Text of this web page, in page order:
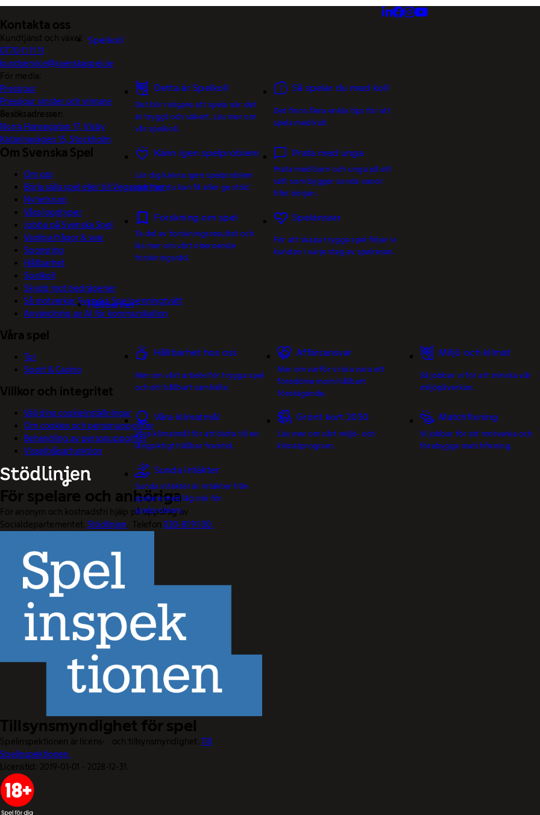
Spelkoll
Detta är Spelkoll
Det blir roligare att spela när det
är tryggt och säkert. Läs mer om
vår spelkoll.
Så spelar du med koll
Det finns flera enkla tips för att
spela med koll.
Känn igen spelproblem
Lär dig känna igen spelproblem
och hur du kan få eller ge stöd.
Prata med unga
Prata med barn och unga på ett
sätt som bygger sunda vanor
från början.
Forskning om spel
Ta del av forskningsresultat och
läs mer om vårt oberoende
forskningsråd.
Spelansvar
För att skapa trygga spel följer vi
kunden i varje steg av spelresan.
Hållbarhet
Hållbarhet hos oss
Mer om vårt arbete för trygga spel
och ett hållbart samhälle.
Affärsansvar
Mer om varför vi ska vara ett
föredöme inom hållbart
företagande.
Miljö och klimat
Så jobbar vi för att minska vår
miljöpåverkan.
Våra klimatmål
Våra klimatmål för att bidra till en
långsiktigt hållbar framtid.
Grönt kort 2030
Läs mer om vårt miljö- och
klimatprogram.
Matchfixning
Vi jobbar för att motverka och
förebygga matchfixning.
Sunda intäkter
Sunda intäkter är intäkter från
spelare med låg risk för
spelproblem.
Kontakta oss
Kundtjänst och växel:
0770-11 11 11
kundservice@svenskaspel.se
För media:
Pressjour
Pressjour vinster och vinnare
Besöksadresser:
Norra Hansegatan 17, Visby
Katarinavägen 15, Stockholm
Om Svenska Spel
Om oss
Börja sälja spel eller bli Vegaspartner
Nyhetsrum
Våra logotyper
Jobba på Svenska Spel
Vanliga frågor & svar
Sponsring
Hållbarhet
Spelkoll
Skydd mot bedrägerier
Så motverkar Svenska Spel penningtvätt
Användning av AI för kommunikation
Våra spel
Tur
Sport & Casino
Villkor och integritet
Välj dina cookieinställningar
Om cookies och personuppgifter
Behandling av personuppgifter
Visselblåsarfunktion
För spelare och anhöriga
För anonym och kostnadsfri hjälp på uppdrag av
Socialdepartementet. Stödlinjen. Telefon020-81 91 00.
Tillsynsmyndighet för spel
Spelinspektionen är licens- och tillsynsmyndighet.Till
Spelinspektionen.
Licenstid: 2019-01-01 - 2028-12-31.